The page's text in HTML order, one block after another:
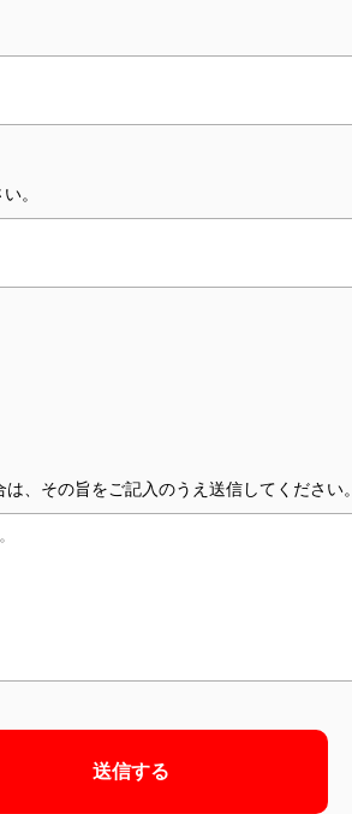
。
、その旨をご記入のうえ送信してください。